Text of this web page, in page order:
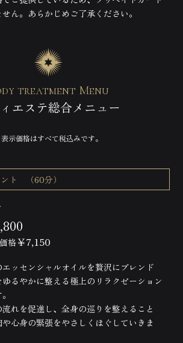
セラピー（催眠療法）
スリープ
リコネクション
ョンの流れ
ッサージ
マルマ
ャルエステ
トリートメント
トリートメント
カルチェックトリートメント
ついて
ん。あらかじめご了承ください。
treatment Menu
エステ総合メニュー
示価格はすべて税込みです。
ト （60分）
格￥7,150
ッセンシャルオイルを贅沢にブレンド
るやかに整える極上のリラクゼーション
れを促進し、全身の巡りを整えること
心身の緊張をやさしくほぐしていきま